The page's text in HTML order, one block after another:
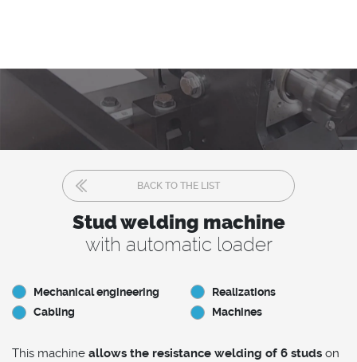
BACK TO THE LIST
Stud welding machine
with automatic loader
Mechanical engineering
Realizations
Cabling
Machines
This machine allows the resistance welding of 6 studs on